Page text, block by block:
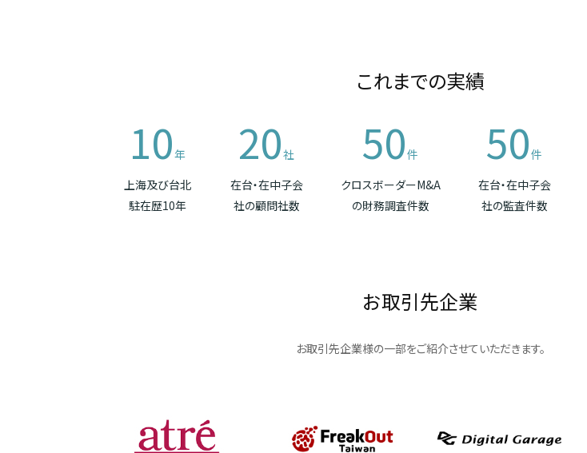
これまでの実績
10年
上海及び台北
駐在歴10年
20社
在台・在中子会
社の顧問社数
50件
クロスボーダーM&A
の財務調査件数
50件
在台・在中子会
社の監査件数
お取引先企業
お取引先企業様の一部をご紹介させていただきます。